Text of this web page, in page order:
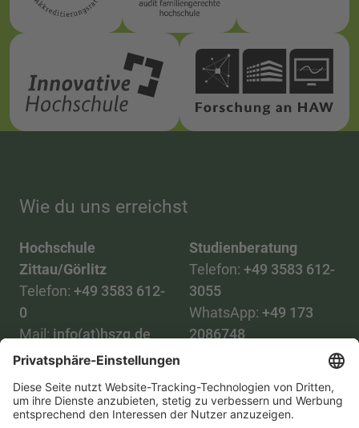
Wie du uns erreichst
Hochschule
Zittau/Görlitz
Telefon: +49 3583 612-
0
Mail: info(at)hszg.de
Studienberatung
Telefon: +49 3583 612-
3055
WhatsApp: +49 173
2086748